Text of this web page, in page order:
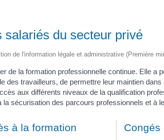
salariés du secteur privé
de l'information légale et administrative (Première
de la formation professionnelle continue. Elle a
des travailleurs, de permettre leur maintien
aux différents niveaux de la qualification
la sécurisation des parcours professionnels et à
à la formation Congés